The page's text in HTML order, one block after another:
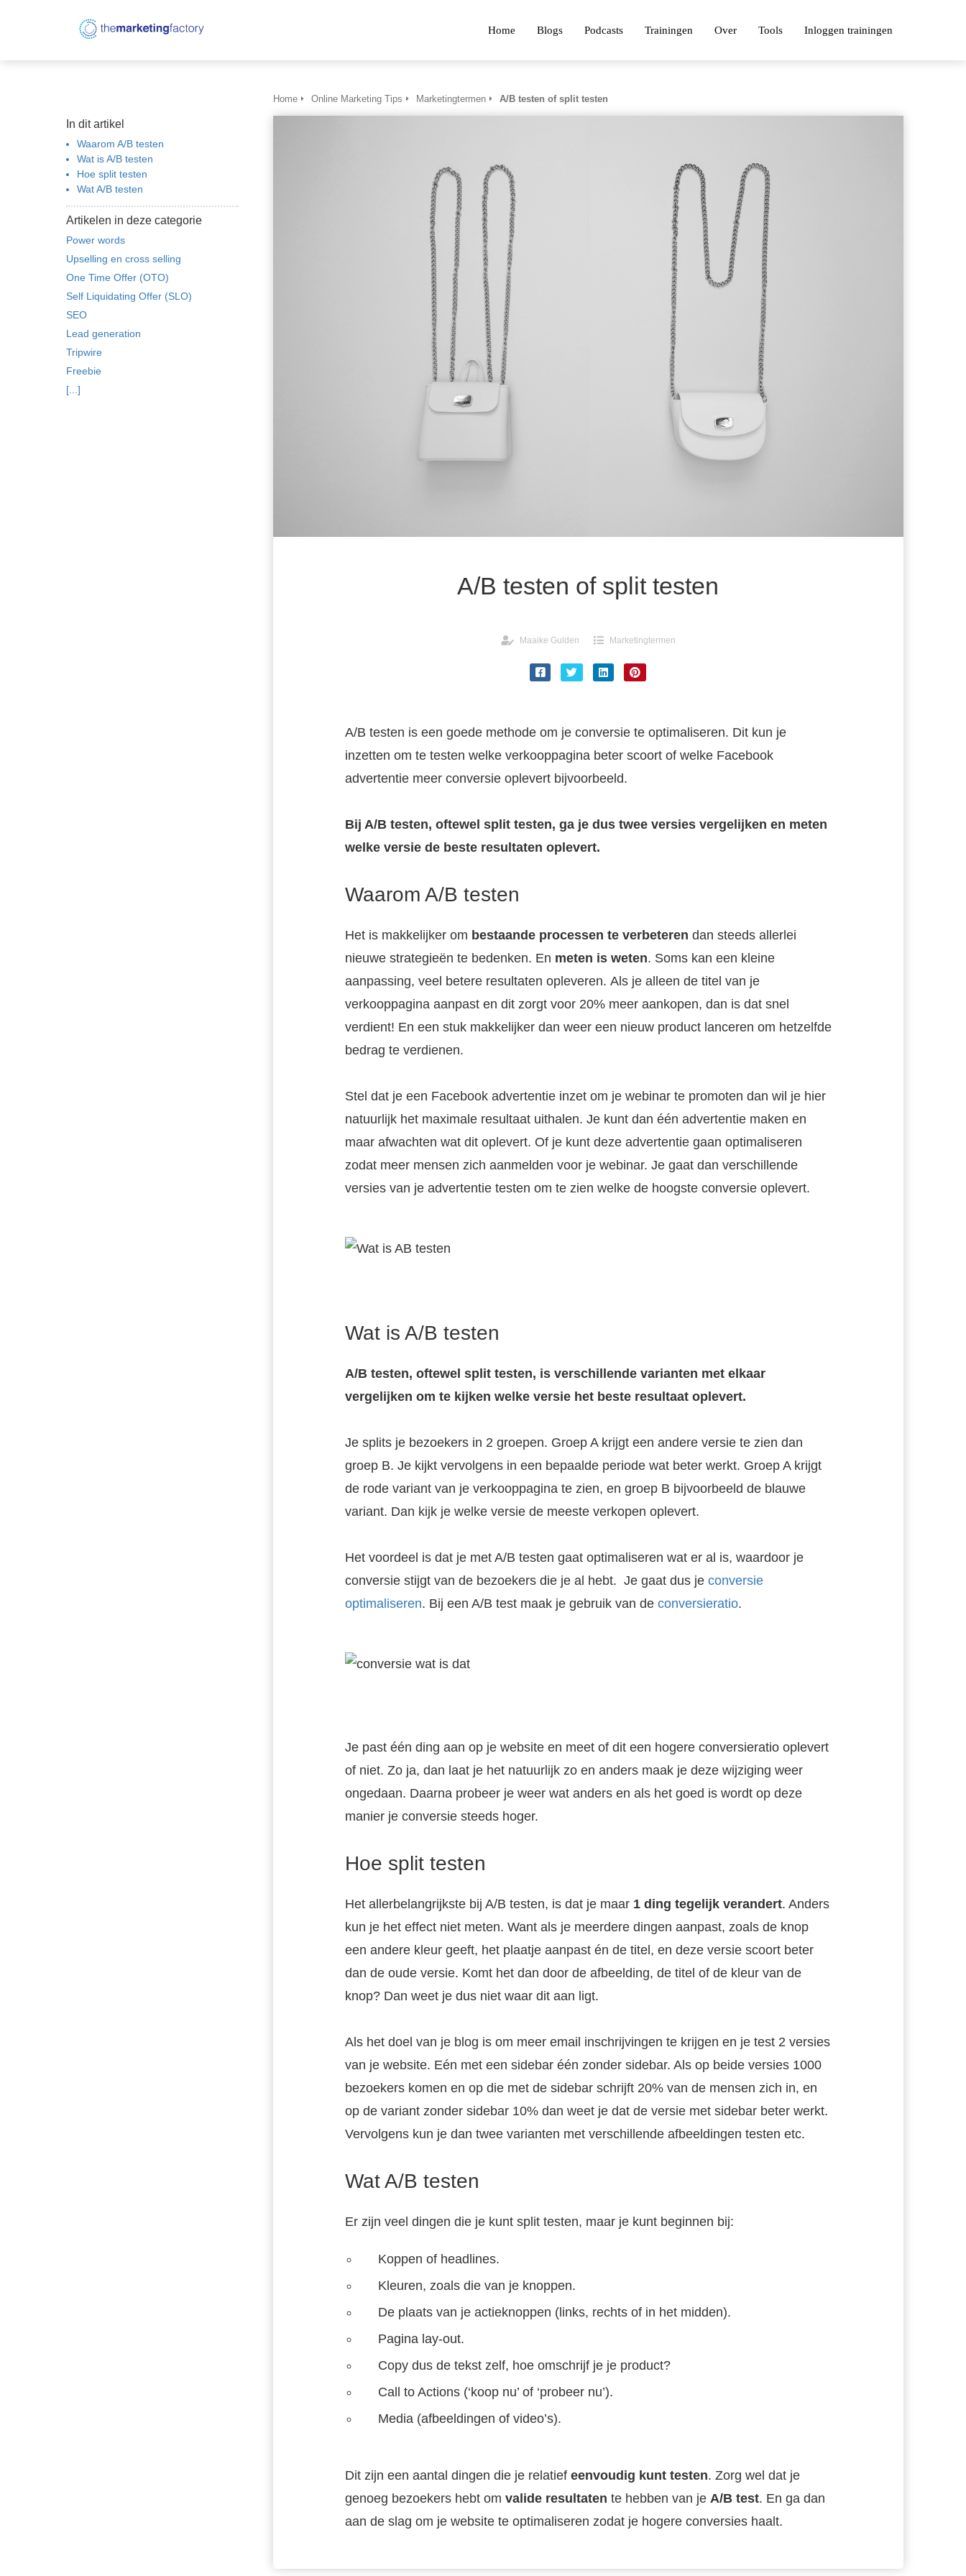
Home Blogs Podcasts Trainingen Over Tools Inloggen trainingen
In dit artikel
Waarom A/B testen
Wat is A/B testen
Hoe split testen
Wat A/B testen
Artikelen in deze categorie
Power words
Upselling en cross selling
One Time Offer (OTO)
Self Liquidating Offer (SLO)
SEO
Lead generation
Tripwire
Freebie
[...]
Home Online Marketing Tips Marketingtermen A/B testen of split testen
A/B testen of split testen
Maaike Gulden Marketingtermen
A/B testen is een goede methode om je conversie te optimaliseren. Dit kun je
inzetten om te testen welke verkooppagina beter scoort of welke Facebook
advertentie meer conversie oplevert bijvoorbeeld.
Bij A/B testen, oftewel split testen, ga je dus twee versies vergelijken en meten
welke versie de beste resultaten oplevert.
Waarom A/B testen
Het is makkelijker om bestaande processen te verbeteren dan steeds allerlei
nieuwe strategieën te bedenken. En meten is weten. Soms kan een kleine
aanpassing, veel betere resultaten opleveren. Als je alleen de titel van je
verkooppagina aanpast en dit zorgt voor 20% meer aankopen, dan is dat snel
verdient! En een stuk makkelijker dan weer een nieuw product lanceren om hetzelfde
bedrag te verdienen.
Stel dat je een Facebook advertentie inzet om je webinar te promoten dan wil je hier
natuurlijk het maximale resultaat uithalen. Je kunt dan één advertentie maken en
maar afwachten wat dit oplevert. Of je kunt deze advertentie gaan optimaliseren
zodat meer mensen zich aanmelden voor je webinar. Je gaat dan verschillende
versies van je advertentie testen om te zien welke de hoogste conversie oplevert.
Wat is A/B testen
A/B testen, oftewel split testen, is verschillende varianten met elkaar
vergelijken om te kijken welke versie het beste resultaat oplevert.
Je splits je bezoekers in 2 groepen. Groep A krijgt een andere versie te zien dan
groep B. Je kijkt vervolgens in een bepaalde periode wat beter werkt. Groep A krijgt
de rode variant van je verkooppagina te zien, en groep B bijvoorbeeld de blauwe
variant. Dan kijk je welke versie de meeste verkopen oplevert.
Het voordeel is dat je met A/B testen gaat optimaliseren wat er al is, waardoor je
conversie stijgt van de bezoekers die je al hebt. Je gaat dus je conversie
optimaliseren. Bij een A/B test maak je gebruik van de conversieratio.
Je past één ding aan op je website en meet of dit een hogere conversieratio oplevert
of niet. Zo ja, dan laat je het natuurlijk zo en anders maak je deze wijziging weer
ongedaan. Daarna probeer je weer wat anders en als het goed is wordt op deze
manier je conversie steeds hoger.
Hoe split testen
Het allerbelangrijkste bij A/B testen, is dat je maar 1 ding tegelijk verandert. Anders
kun je het effect niet meten. Want als je meerdere dingen aanpast, zoals de knop
een andere kleur geeft, het plaatje aanpast én de titel, en deze versie scoort beter
dan de oude versie. Komt het dan door de afbeelding, de titel of de kleur van de
knop? Dan weet je dus niet waar dit aan ligt.
Als het doel van je blog is om meer email inschrijvingen te krijgen en je test 2 versies
van je website. Eén met een sidebar één zonder sidebar. Als op beide versies 1000
bezoekers komen en op die met de sidebar schrijft 20% van de mensen zich in, en
op de variant zonder sidebar 10% dan weet je dat de versie met sidebar beter werkt.
Vervolgens kun je dan twee varianten met verschillende afbeeldingen testen etc.
Wat A/B testen
Er zijn veel dingen die je kunt split testen, maar je kunt beginnen bij:
Koppen of headlines.
Kleuren, zoals die van je knoppen.
De plaats van je actieknoppen (links, rechts of in het midden).
Pagina lay-out.
Copy dus de tekst zelf, hoe omschrijf je je product?
Call to Actions (‘koop nu’ of ‘probeer nu’).
Media (afbeeldingen of video’s).
Dit zijn een aantal dingen die je relatief eenvoudig kunt testen. Zorg wel dat je
genoeg bezoekers hebt om valide resultaten te hebben van je A/B test. En ga dan
aan de slag om je website te optimaliseren zodat je hogere conversies haalt.